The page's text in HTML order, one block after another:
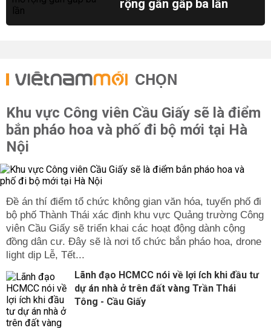
rộng gần gấp ba lần
CHỌN
Khu vực Công viên Cầu Giấy sẽ là điểm
bắn pháo hoa và phố đi bộ mới tại Hà
Nội
Đề án thí điểm tổ chức không gian văn hóa, tuyến phố đi
bộ phố Thành Thái xác định khu vực Quảng trường Công
viên Cầu Giấy sẽ triển khai các hoạt động dành cộng
đồng dân cư. Đây sẽ là nơi tổ chức bắn pháo hoa, drone
light dịp Lễ, Tết...
Lãnh đạo HCMCC nói về lợi ích khi đầu tư
dự án nhà ở trên đất vàng Trần Thái
Tông - Cầu Giấy